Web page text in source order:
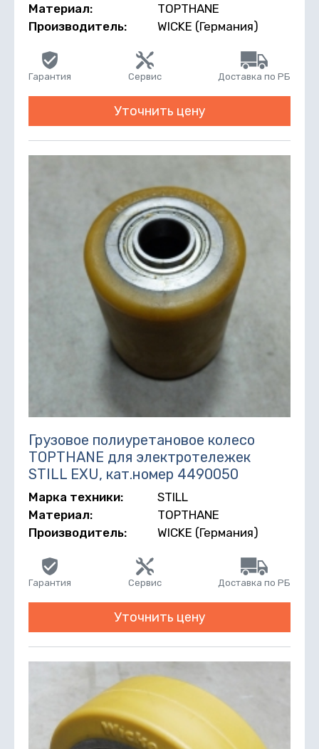
Материал:
TOPTHANE
Производитель:
WICKE (Германия)
Гарантия Сервис Доставка по РБ
Уточнить цену
Грузовое полиуретановое колесо
TOPTHANE для электротележек
STILL EXU, кат.номер 4490050
Марка техники:
STILL
Материал:
TOPTHANE
Производитель:
WICKE (Германия)
Гарантия Сервис Доставка по РБ
Уточнить цену